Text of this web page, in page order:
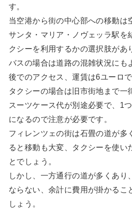
す。
当空港から街の中心部への移動は
サンタ・マリア・ノヴェッラ駅を
クシーを利用するかの選択肢があ
バスの場合は道路の混雑状況にも
後でのアクセス、運賃は6ユーロで
タクシーの場合は旧市街地まで一
スーツケース代が別途必要で、1
になるので注意が必要です。
フィレンツェの街は石畳の道が多
ると移動も大変、タクシーを使い
とでしょう。
しかし、一方通行の道が多くあり
ならない、余計に費用が掛かるこ
しょう。